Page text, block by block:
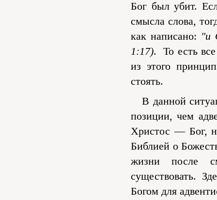
Бог был убит.
смысла слова,
как написано: "и
1:17). То есть
из этого
стоять.
В данной
позиции, чем
Христос — Бог,
Библией о
жизни после
существовать.
Богом для